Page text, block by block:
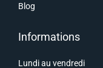
Blog
Informations
Lundi au vendredi